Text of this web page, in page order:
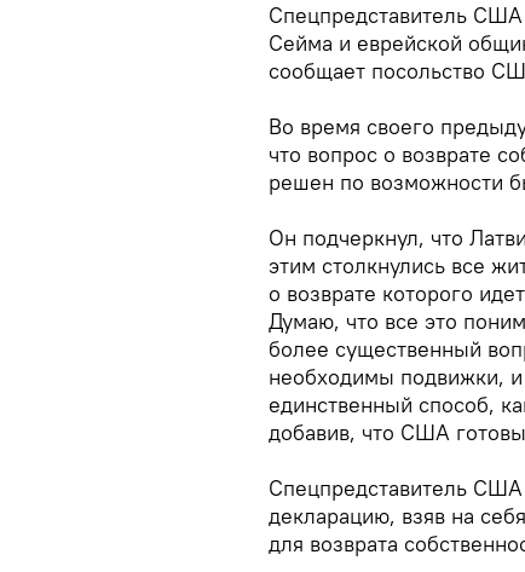
Спецпредставитель США
Сейма и еврейской
сообщает посольство
Во время своего
что вопрос о возврате
решен по возможности
Он подчеркнул, что
этим столкнулись все
о возврате которого
Думаю, что все это
более существенный
необходимы подвижки,
единственный способ,
добавив, что США
Спецпредставитель США
декларацию, взяв на
для возврата